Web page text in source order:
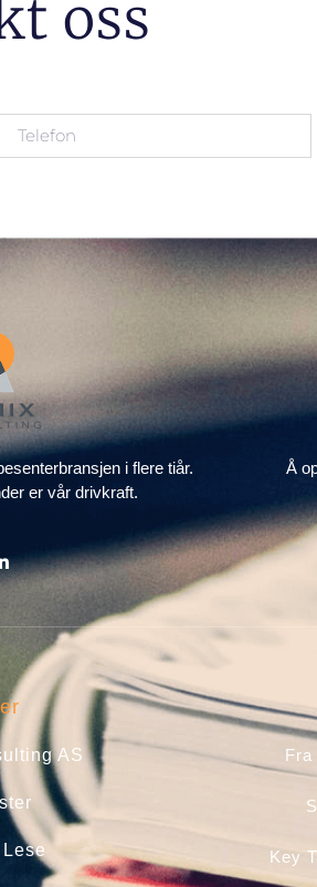
oss
kjøpesenterbransjen i flere tiår. Å
er vår drivkraft.
AS
Key